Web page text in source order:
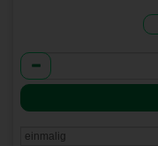
Anzahl